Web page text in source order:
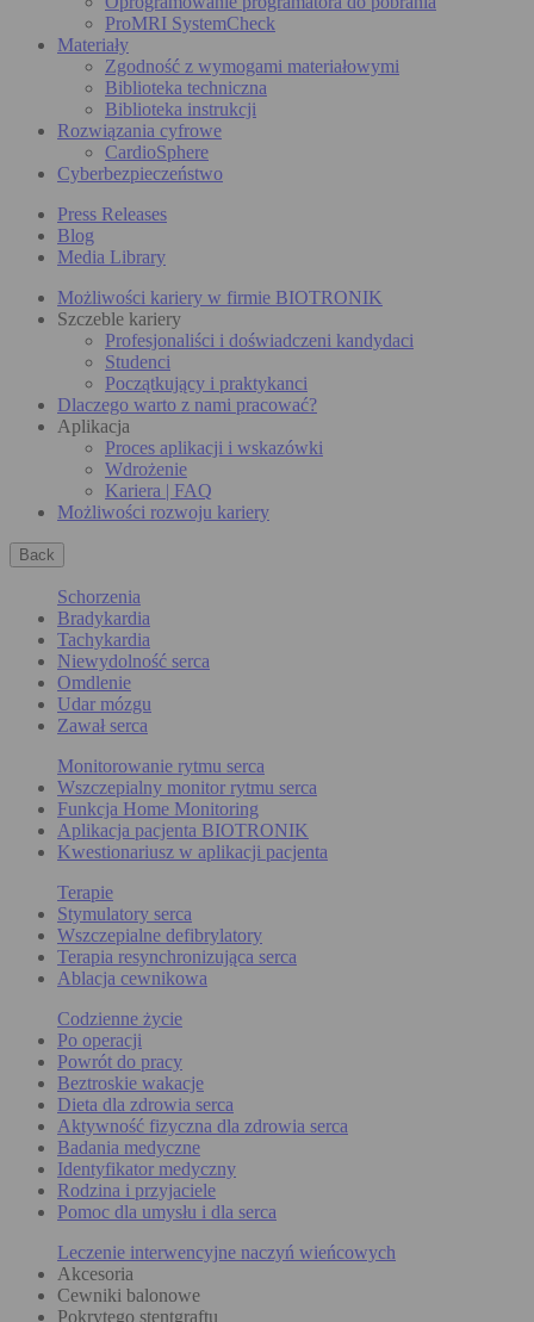
ProMRI SystemCheck
Materiały
Zgodność z wymogami materiałowymi
Biblioteka techniczna
Biblioteka instrukcji
Rozwiązania cyfrowe
CardioSphere
Cyberbezpieczeństwo
Press Releases
Blog
Media Library
Możliwości kariery w firmie BIOTRONIK
Szczeble kariery
Profesjonaliści i doświadczeni kandydaci
Studenci
Początkujący i praktykanci
Dlaczego warto z nami pracować?
Aplikacja
Proces aplikacji i wskazówki
Wdrożenie
Kariera | FAQ
Możliwości rozwoju kariery
Back
Schorzenia
Bradykardia
Tachykardia
Niewydolność serca
Omdlenie
Udar mózgu
Zawał serca
Monitorowanie rytmu serca
Wszczepialny monitor rytmu serca
Funkcja Home Monitoring
Aplikacja pacjenta BIOTRONIK
Kwestionariusz w aplikacji pacjenta
Terapie
Stymulatory serca
Wszczepialne defibrylatory
Terapia resynchronizująca serca
Ablacja cewnikowa
Codzienne życie
Po operacji
Powrót do pracy
Beztroskie wakacje
Dieta dla zdrowia serca
Aktywność fizyczna dla zdrowia serca
Badania medyczne
Identyfikator medyczny
Rodzina i przyjaciele
Pomoc dla umysłu i dla serca
Leczenie interwencyjne naczyń wieńcowych
Akcesoria
Cewniki balonowe
Pokrytego stentgraftu